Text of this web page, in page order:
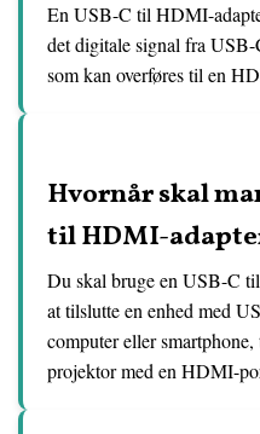
En USB-C til HDMI-
det digitale signal fra
som kan overføres til en
Hvornår skal
til HDMI-
Du skal bruge en USB-C
at tilslutte en enhed med
computer eller
projektor med en HDMI-